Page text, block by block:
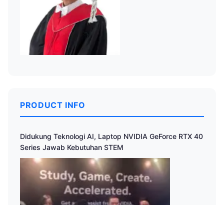
PRODUCT INFO
Didukung Teknologi AI, Laptop NVIDIA GeForce RTX 40
Series Jawab Kebutuhan STEM